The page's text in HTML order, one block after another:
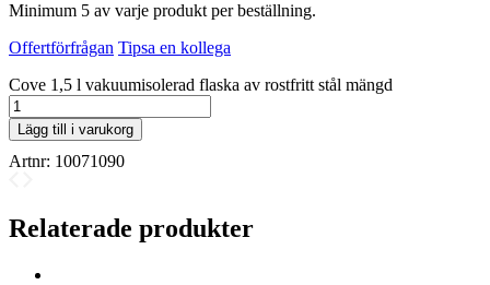
Minimum 5 av varje produkt per beställning.
Offertförfrågan Tipsa en kollega
Cove 1,5 l vakuumisolerad flaska av rostfritt stål mängd
Lägg till i varukorg
Artnr: 10071090
Relaterade produkter